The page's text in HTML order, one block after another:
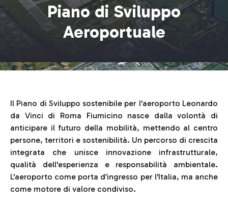
Piano di Sviluppo
Aeroportuale
Il Piano di Sviluppo sostenibile per l'aeroporto Leonardo
da Vinci di Roma Fiumicino nasce dalla volontà di
anticipare il futuro della mobilità, mettendo al centro
persone, territori e sostenibilità. Un percorso di crescita
integrata che unisce innovazione infrastrutturale,
qualità dell'esperienza e responsabilità ambientale.
L'aeroporto come porta d’ingresso per l'Italia, ma anche
come motore di valore condiviso.